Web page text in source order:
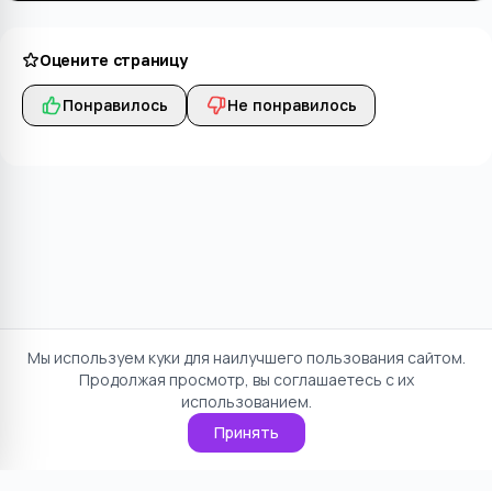
Оцените страницу
Понравилось Не понравилось
Мы используем куки для наилучшего пользования сайтом.
Продолжая просмотр, вы соглашаетесь с их
использованием.
Принять